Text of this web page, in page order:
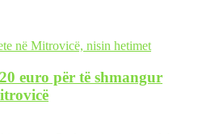
euro për të shmangur